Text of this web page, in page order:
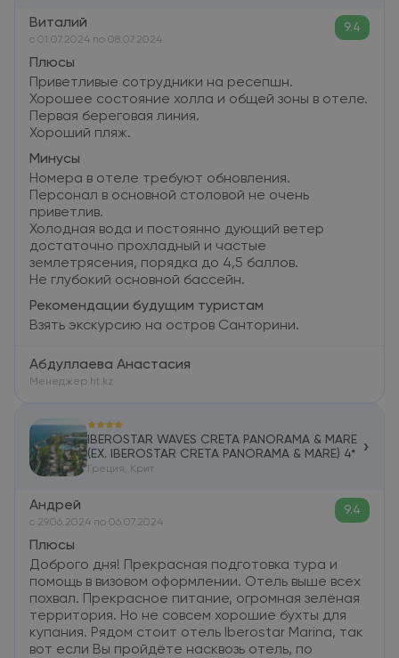
Виталий
c 01.07.2024 по 08.07.2024
9.4
Плюсы
Приветливые сотрудники на ресепшн.
Хорошее состояние холла и общей зоны в отеле.
Первая береговая линия.
Хороший пляж.
Минусы
Номера в отеле требуют обновления.
Персонал в основной столовой не очень
приветлив.
Холодная вода и постоянно дующий ветер
достаточно прохладный и частые
землетрясения, порядка до 4,5 баллов.
Не глубокий основной бассейн.
Рекомендации будущим туристам
Взять экскурсию на остров Санторини.
Абдуллаева Анастасия
Менеджер ht.kz
IBEROSTAR WAVES CRETA PANORAMA & MARE
(EX. IBEROSTAR CRETA PANORAMA & MARE) 4*
Греция, Крит
›
Андрей
c 29.06.2024 по 06.07.2024
9.4
Плюсы
Доброго дня! Прекрасная подготовка тура и
помощь в визовом оформлении. Отель выше всех
похвал. Прекрасное питание, огромная зелёная
территория. Но не совсем хорошие бухты для
купания. Рядом стоит отель Iberostar Marina, так
вот если Вы пройдёте насквозь отель, по